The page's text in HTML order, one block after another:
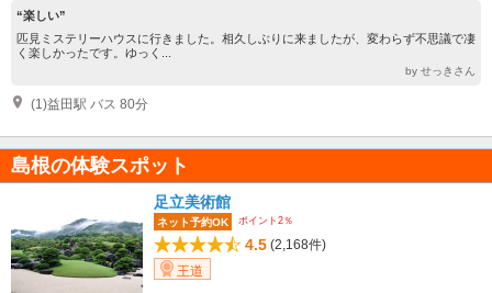
“楽しい”
匹見ミステリーハウスに行きました。相久しぶりに来ましたが、変わらず不思議で凄
く楽しかったです。ゆっく...
by せっきさん
(1)益田駅 バス 80分
島根の体験スポット
足立美術館
ネット予約OK ポイント2％
4.5 (2,168件)
王道